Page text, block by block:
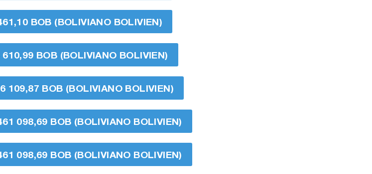
BOB (BOLIVIANO BOLIVIEN)
610,99 BOB (BOLIVIANO BOLIVIEN)
109,87 BOB (BOLIVIANO BOLIVIEN)
098,69 BOB (BOLIVIANO BOLIVIEN)
098,69 BOB (BOLIVIANO BOLIVIEN)